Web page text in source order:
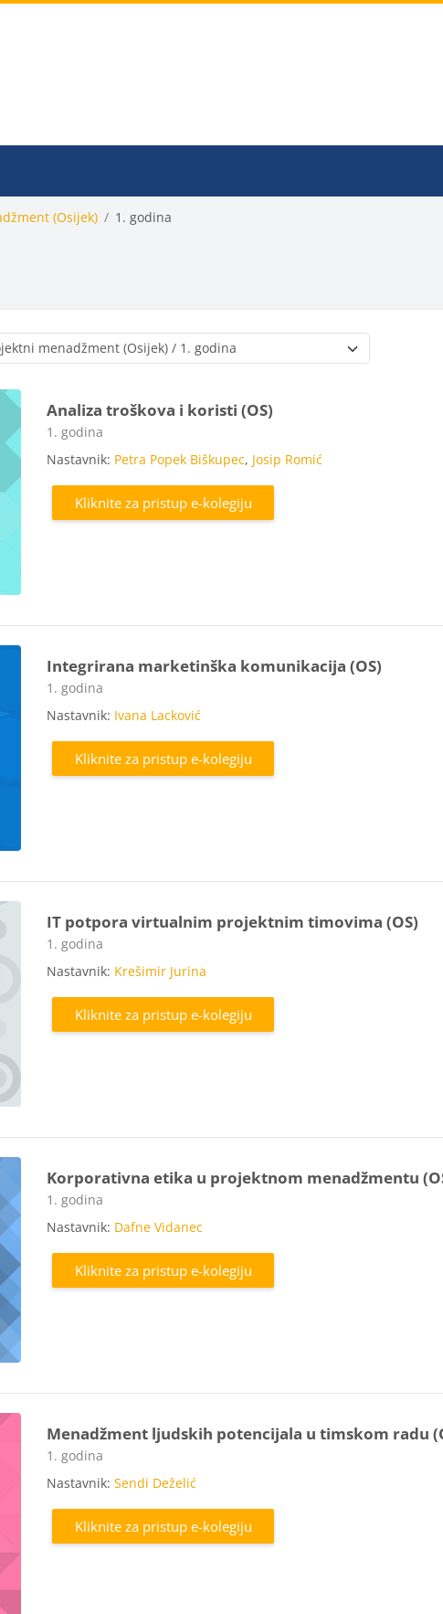
(Osijek) 1. godina
Popis e-kolegija
Analiza troškova i koristi (OS)
Kategorija e-kolegija
1. godina
Nastavnik: Petra Popek Biškupec, Josip Romić
Kliknite za pristup e-kolegiju
Integrirana marketinška komunikacija (OS)
Kategorija e-kolegija
1. godina
Nastavnik: Ivana Lacković
Kliknite za pristup e-kolegiju
IT potpora virtualnim projektnim timovima (OS)
Kategorija e-kolegija
1. godina
Nastavnik: Krešimir Jurina
Kliknite za pristup e-kolegiju
Korporativna etika u projektnom menadžmentu
Kategorija e-kolegija
1. godina
Nastavnik: Dafne Vidanec
Kliknite za pristup e-kolegiju
Menadžment ljudskih potencijala u timskom radu
Kategorija e-kolegija
1. godina
Nastavnik:Sendi Deželić
Kliknite za pristup e-kolegiju